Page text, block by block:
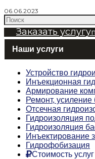
06.06.2023
Заказать услугу
Наши услуги
Устройство
Инъекционная
Армирование
Ремонт, усиление
Отсечная
Гидроизоляция
Гидроизоляция
Инъектирование
Гидрофобизация
Стоимость услуг